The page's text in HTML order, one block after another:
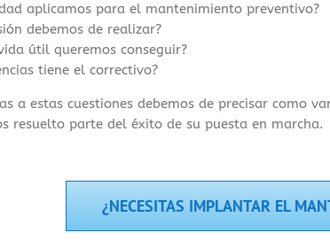
aplicamos para el mantenimiento preventivo?
debemos de realizar?
útil queremos conseguir?
tiene el correctivo?
a estas cuestiones debemos de precisar como
resuelto parte del éxito de su puesta en marcha.
¿NECESITAS IMPLANTAR EL